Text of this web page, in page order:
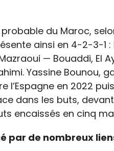
du Maroc,
ainsi en 4-2-3-1
— Bouaddi, El
Yassine Bounou,
l’Espagne en 2022
dans les buts,
encaissés en cinq
par de nombreux